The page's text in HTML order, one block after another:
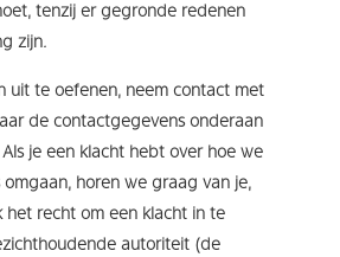
tenzij er gegronde redenen
zijn.
uit te oefenen, neem contact met
de contactgegevens onderaan
je een klacht hebt over hoe we
horen we graag van je,
het recht om een klacht in te
autoriteit (de